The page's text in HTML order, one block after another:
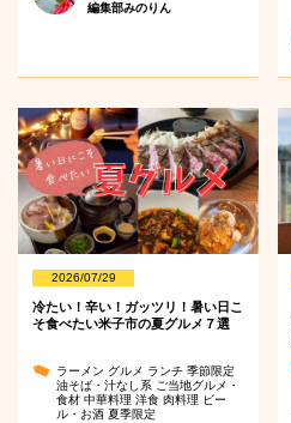
編集部みのりん
2026/07/29
冷たい！辛い！ガッツリ！暑い日こ
そ食べたい米子市の夏グルメ７選
ラーメン グルメ ランチ 季節限定
油そば・汁なし系 ご当地グルメ・
食材 中華料理 洋食 肉料理 ビー
ル・お酒 夏季限定